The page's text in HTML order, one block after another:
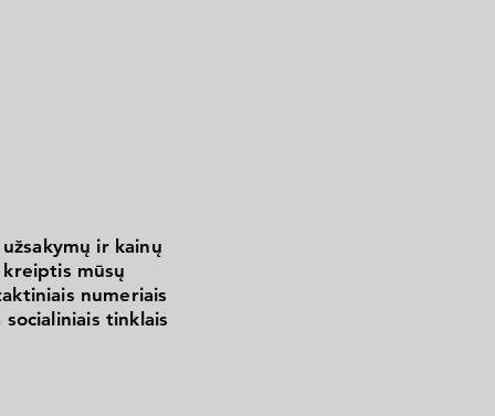
ir kainų
kreiptis mūsų
numeriais
socialiniais tinklais